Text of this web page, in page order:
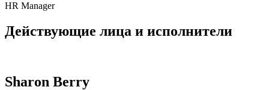
HR Manager
Действующие лица и исполнители
Sharon Berry